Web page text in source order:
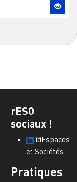
rESO
sociaux !
@Espaces
et Sociétés
Pratiques